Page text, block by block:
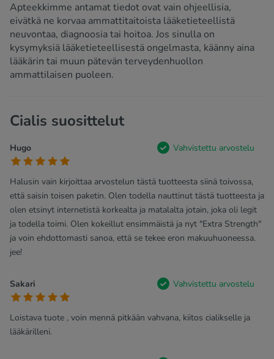
Apteekkimme antamat tiedot ovat vain ohjeellisia,
eivätkä ne korvaa ammattitaitoista lääketieteellistä
neuvontaa, diagnoosia tai hoitoa. Jos sinulla on
kysymyksiä lääketieteellisestä ongelmasta, käänny aina
lääkärin tai muun pätevän terveydenhuollon
ammattilaisen puoleen.
Cialis suosittelut
Hugo Vahvistettu arvostelu
Halusin vain kirjoittaa arvostelun tästä tuotteesta siinä toivossa,
että saisin toisen paketin. Olen todella nauttinut tästä tuotteesta ja
olen etsinyt internetistä korkealta ja matalalta jotain, joka oli legit
ja todella toimi. Olen kokeillut ensimmäistä ja nyt "Extra Strength"
ja voin ehdottomasti sanoa, että se tekee eron makuuhuoneessa.
jee!
Sakari Vahvistettu arvostelu
Loistava tuote , voin mennä pitkään vahvana, kiitos cialikselle ja
lääkärilleni.